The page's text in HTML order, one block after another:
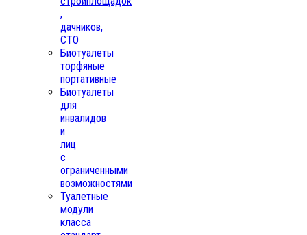
,
дачников,
СТО
Биотуалеты
торфяные
портативные
Биотуалеты
для
инвалидов
и
лиц
с
ограниченными
возможностями
Туалетные
модули
класса